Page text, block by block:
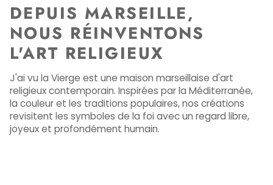
DEPUIS MARSEILLE,
NOUS RÉINVENTONS
L'ART RELIGIEUX
J'ai vu la Vierge est une maison marseillaise d'art
religieux contemporain. Inspirées par la Méditerranée,
la couleur et les traditions populaires, nos créations
revisitent les symboles de la foi avec un regard libre,
joyeux et profondément humain.